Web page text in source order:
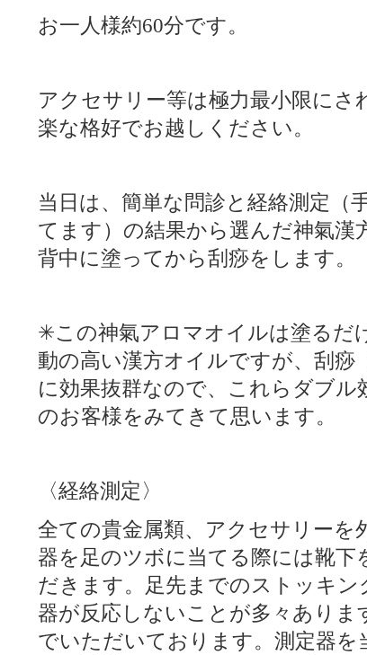
お一人様約60分です。
アクセサリー等は極力最小限にさ
楽な格好でお越しください。
当日は、簡単な問診と経絡測定（
てます）の結果から選んだ神氣漢
背中に塗ってから刮痧をします。
✳︎この神氣アロマオイルは塗るだ
動の高い漢方オイルですが、刮痧
に効果抜群なので、これらダブル
のお客様をみてきて思います。
〈経絡測定〉
全ての貴金属類、アクセサリーを
器を足のツボに当てる際には靴下
だきます。足先までのストッキ
器が反応しないことが多々ありま
でいただいております。測定器を